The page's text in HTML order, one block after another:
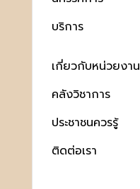
บริการ
เกี่ยวกับหน่วยงาน
คลังวิชาการ
ประชาชนควรรู้
ติดต่อเรา